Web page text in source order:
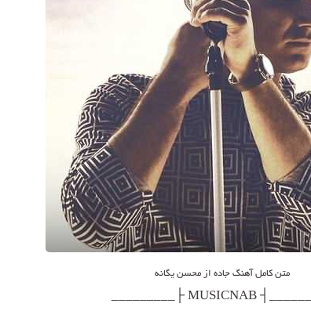
متن کامل آهنگ جاده از محسن یگانه
_________┤ MUSICNAB